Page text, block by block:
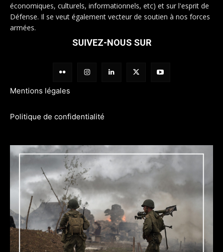
économiques, culturels, informationnels, etc) et sur l'esprit de
Défense. Il se veut également vecteur de soutien à nos forces
armées.
SUIVEZ-NOUS SUR
Mentions légales
Politique de confidentialité